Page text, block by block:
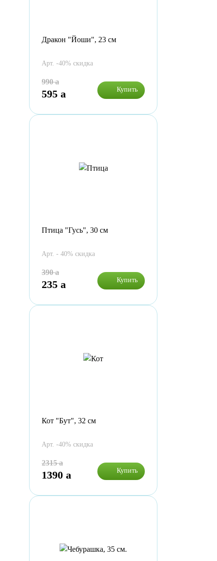
Дракон "Йоши", 23 см
Арт. -40% скидка
990a
595 a Купить
Птица "Гусь", 30 см
Арт. - 40% скидка
390a
235 a Купить
Кот "Бут", 32 см
Арт. -40% скидка
2315a
1390 a Купить